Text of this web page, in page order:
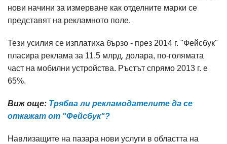
нови начини за измерване как отделните марки се
представят на рекламното поле.
Тези усилия се изплатиха бързо - през 2014 г. "Фейсбук"
пласира реклама за 11,5 млрд. долара, по-голямата
част на мобилни устройства. Ръстът спрямо 2013 г. е
65%.
Виж още: Трябва ли рекламодателите да се
откажат от "Фейсбук"?
Навлизащите на пазара нови услуги в областта на